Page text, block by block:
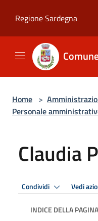
Regione Sardegna
Home >
Personale
Claudia
Condividi Vedi
INDICE DELLA PAGINA